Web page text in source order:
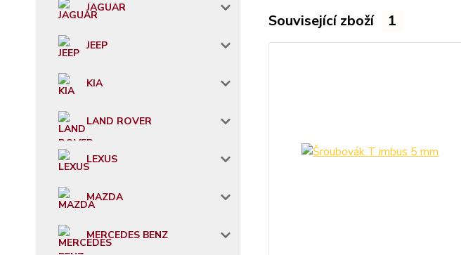
JAGUAR
JEEP
KIA
LAND ROVER
LEXUS
MAZDA
MERCEDES BENZ
Související zboží 1